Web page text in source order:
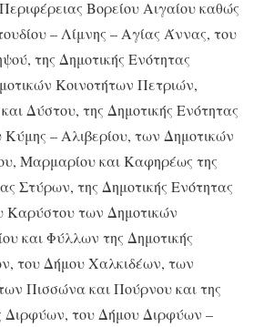
Βορείου Αιγαίου καθώς
– Λίμνης – Αγίας Άννας, του
της Δημοτικής Ενότητας
Κοινοτήτων Πετριών,
Δύστου, της Δημοτικής Ενότητας
– Αλιβερίου, των Δημοτικών
Μαρμαρίου και Καφηρέως της
Στύρων, της Δημοτικής Ενότητας
Καρύστου των Δημοτικών
και Φύλλων της Δημοτικής
του Δήμου Χαλκιδέων, των
Πισσώνα και Πούρνου και της
Διρφύων, του Δήμου Διρφύων –